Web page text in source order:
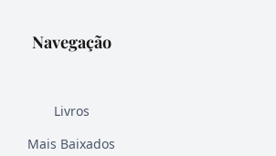
Navegação
Livros
Mais Baixados